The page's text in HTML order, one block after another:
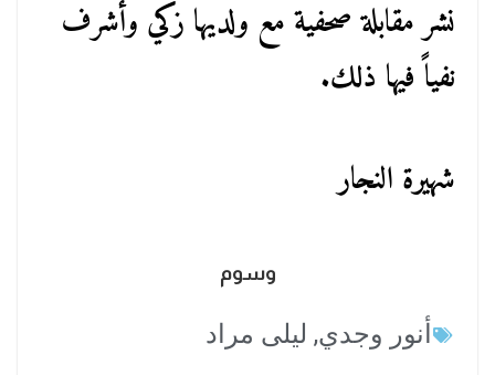
نشر مقابلة صحفية مع ولديها زكي وأشرف
نفياً فيها ذلك.
شهيرة النجار
وسوم
أنور وجدي, ليلى مراد